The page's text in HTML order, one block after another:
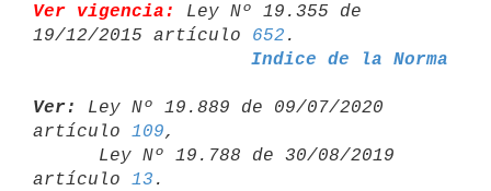
Ver vigencia:
Ley Nº 19.355 de
19/12/2015 artículo 652
Indice de la Norma
Ver:
Ley Nº 19.889 de 09/07/2020
artículo 109,
artículo 13